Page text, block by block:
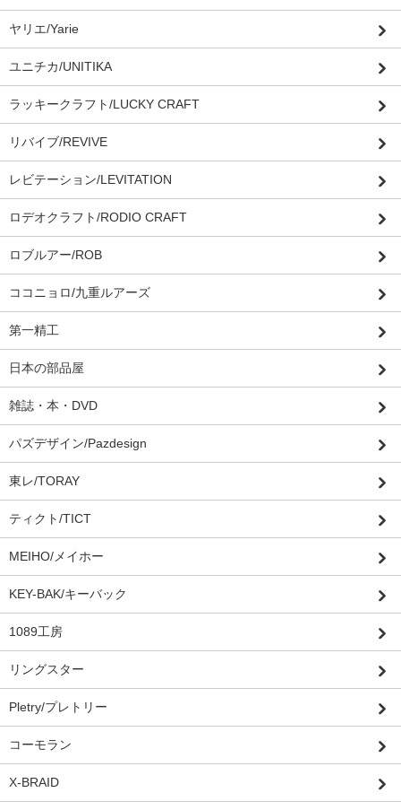
ヤリエ/Yarie
ユニチカ/UNITIKA
ラッキークラフト/LUCKY CRAFT
リバイブ/REVIVE
レビテーション/LEVITATION
ロデオクラフト/RODIO CRAFT
ロブルアー/ROB
ココニョロ/九重ルアーズ
第一精工
日本の部品屋
雑誌・本・DVD
パズデザイン/Pazdesign
東レ/TORAY
ティクト/TICT
MEIHO/メイホー
KEY-BAK/キーバック
1089工房
リングスター
Pletry/プレトリー
コーモラン
X-BRAID